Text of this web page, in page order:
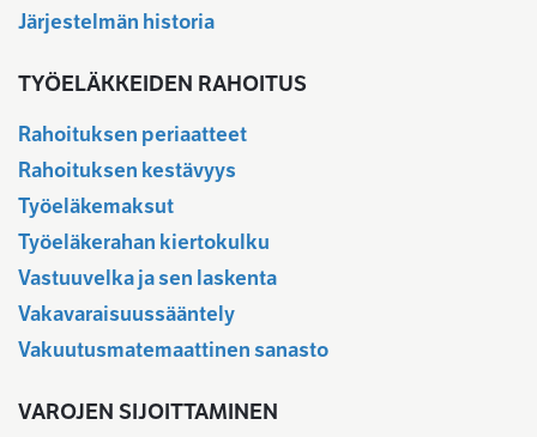
Järjestelmän historia
TYÖELÄKKEIDEN RAHOITUS
Rahoituksen periaatteet
Rahoituksen kestävyys
Työeläkemaksut
Työeläkerahan kiertokulku
Vastuuvelka ja sen laskenta
Vakavaraisuussääntely
Vakuutusmatemaattinen sanasto
VAROJEN SIJOITTAMINEN